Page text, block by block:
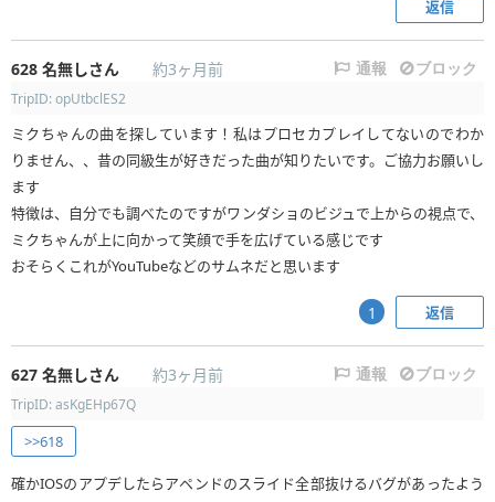
返信
628 名無しさん 約3ヶ月前 通報 ブロック
TripID: opUtbclES2
ミクちゃんの曲を探しています！私はプロセカプレイしてないのでわか
りません、、昔の同級生が好きだった曲が知りたいです。ご協力お願いし
ます
特徴は、自分でも調べたのですがワンダショのビジュで上からの視点で、
ミクちゃんが上に向かって笑顔で手を広げている感じです
おそらくこれがYouTubeなどのサムネだと思います
返信
1
627 名無しさん 約3ヶ月前 通報 ブロック
TripID: asKgEHp67Q
>>618
確かIOSのアプデしたらアペンドのスライド全部抜けるバグがあったよう